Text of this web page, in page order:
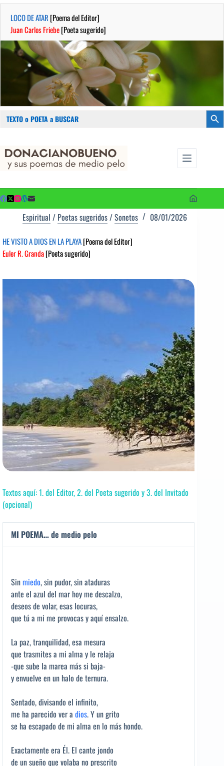
LOCO DE ATAR [Poema del Editor]
Juan Carlos Friebe[Poeta sugerido]
contenido
Espiritual / Poetas sugeridos/Sonetos 08/01/2026
HE VISTO A DIOS EN LA PLAYA[Poema del Editor]
Euler R. Granda[Poeta sugerido]
Textos aquí: 1. del Editor, 2. del Poeta sugerido y 3. del Invitado
(opcional)
MI POEMA… de medio pelo
Sinmiedo, sin pudor, sin ataduras
ante el azul del mar hoy me descalzo,
deseos de volar, esas locuras,
que tú a mi me provocas y aquí ensalzo.
La paz, tranquilidad, esa mesura
que trasmites a mi alma y le relaja
-que sube la marea más si baja-
y envuelve en un halo de ternura.
Sentado, divisando el infinito,
me ha parecido ver a dios. Y un grito
se ha escapado de mi alma en lo más hondo.
Exactamente era Él. El cante jondo
de un sueño que volaba no prescrito